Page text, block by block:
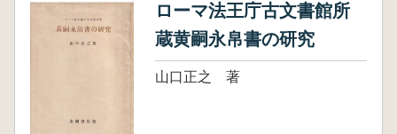
ローマ法王庁古文書館所
蔵黄嗣永帛書の研究
山口正之 著